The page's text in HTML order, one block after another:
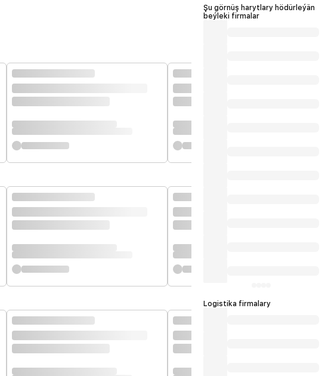
Şu görnüş harytlary hödürleýän
beýleki firmalar
Logistika firmalary